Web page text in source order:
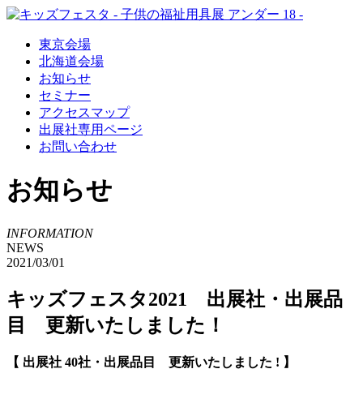
東京会場
北海道会場
お知らせ
セミナー
アクセスマップ
出展社専用ページ
お問い合わせ
お知らせ
INFORMATION
NEWS
2021/03/01
キッズフェスタ2021 出展社・出展品
目 更新いたしました！
【 出展社 40社・出展品目 更新いたしました ! 】